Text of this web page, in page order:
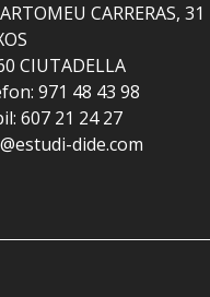
CARRERAS, 31
CIUTADELLA
971 48 43 98
607 21 24 27
dide.com